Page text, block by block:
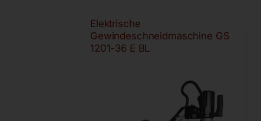
Elektrische
Gewindeschneidmaschine GS
1201-36 E BL